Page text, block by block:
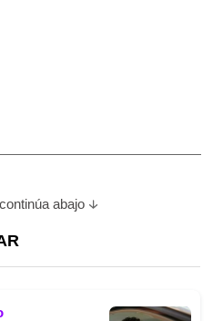
abajo